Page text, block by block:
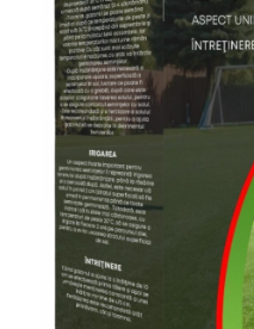
Diverse
Seminte legume
Pepene
Plante medicinale
Seminte ardei
Seminte broccoli
Seminte castraveti
Seminte ceapa
Seminte conopida
Seminte de Gulii